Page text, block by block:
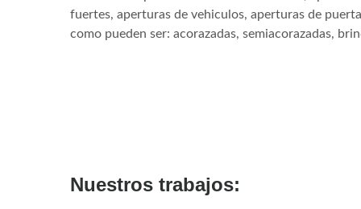
fuertes, aperturas de vehiculos, aperturas de
como pueden ser: acorazadas, semiacorazadas,
Nuestros trabajos: